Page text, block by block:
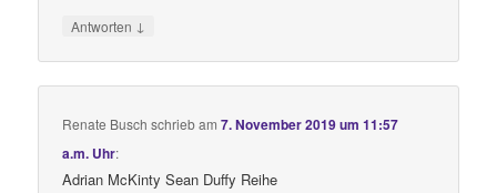
Antworten ↓
Renate Busch schriebam7. November 2019 um 11:57
a.m. Uhr:
Adrian McKinty Sean Duffy Reihe